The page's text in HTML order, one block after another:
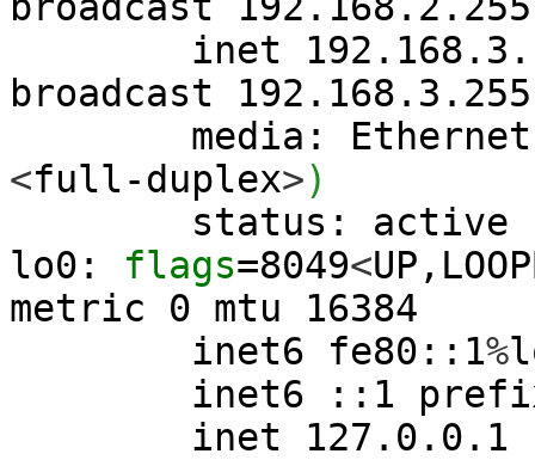
inet 192.168.3.1
broadcast 192.168.3.255
media: Ethernet
<full-duplex>)
status: active
lo0: flags=8049<
metric 0 mtu 16384
inet6 fe80:: 1%
inet6 :: 1
inet 127.0.0.1